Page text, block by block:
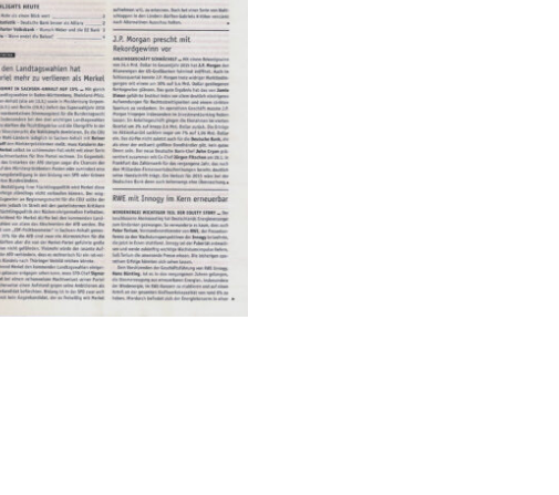
DER PLATOW Brief – Nr. 5 |
Freitag, 15. Januar 2016